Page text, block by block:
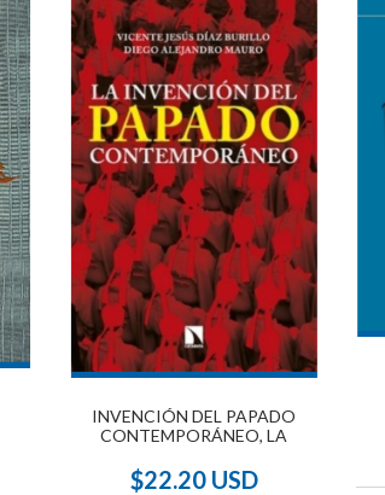
INVENCIÓN DEL PAPADO
CONTEMPORÁNEO, LA
$22.20 USD